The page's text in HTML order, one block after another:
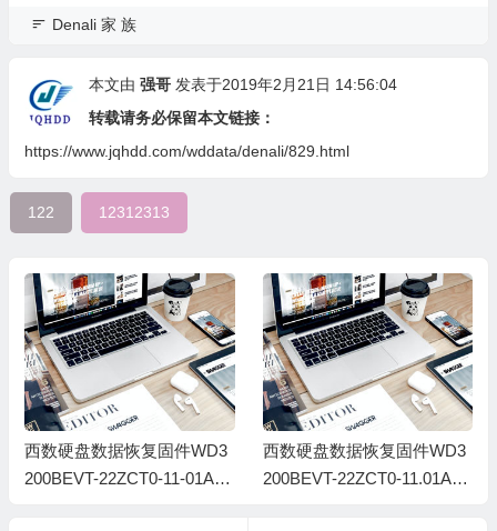
Denali 家 族
本文由 强哥 发表于2019年2月21日 14:56:04
转载请务必保留本文链接：
https://www.jqhdd.com/wddata/denali/829.html
122 12312313
西数硬盘数据恢复固件WD3
200BEVT-22ZCT0-11-01A11
西数硬盘数据恢复固件WD3
200BEVT-22ZCT0-11.01A11